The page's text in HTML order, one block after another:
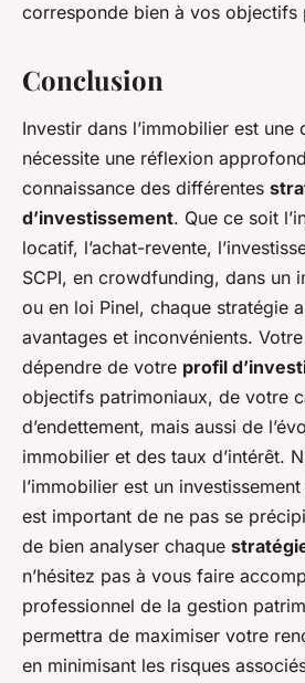
corresponde bien à vos objectifs
Conclusion
Investir dans l’immobilier est une
nécessite une réflexion
connaissance des différentes
d’investissement. Que ce soit
locatif, l’achat-revente,
SCPI, en crowdfunding, dans un
ou en loi Pinel, chaque stratégie
avantages et inconvénients.
dépendre de votre profil
objectifs patrimoniaux, de votre
d’endettement, mais aussi de
immobilier et des taux d’intérêt.
l’immobilier est un
est important de ne pas se
de bien analyser chaque
n’hésitez pas à vous faire
professionnel de la gestion
permettra de maximiser votre
en minimisant les risques